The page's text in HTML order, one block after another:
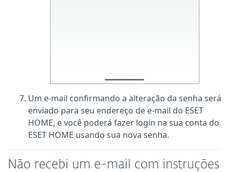
Um e-mail confirmando a alteração da senha será
enviado para seu endereço de e-mail do ESET
HOME, e você poderá fazer login na sua conta do
ESET HOME usando sua nova senha.
Não recebi um e-mail com instruções